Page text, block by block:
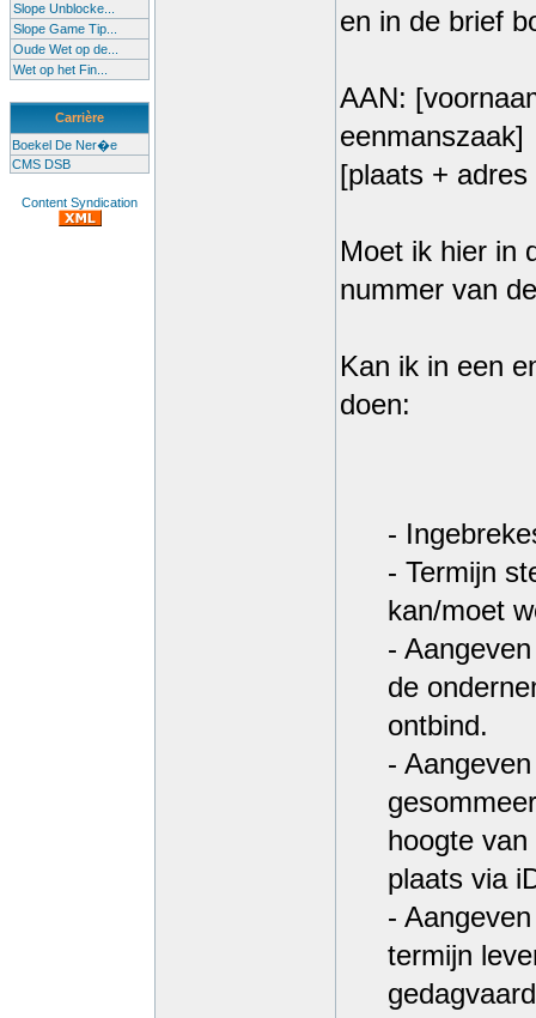
Slope Unblocke...
Slope Game Tip...
Oude Wet op de...
Wet op het Fin...
Carrière
Boekel De Ner�e
CMS DSB
Content Syndication
en in de brief
AAN:
eenmanszaak]
[plaats +
Moet ik hier in
nummer van
Kan ik in een
doen:
-
- Termijn
kan/moet
-
de
ontbind.
-
hoogte
plaats via
-
termijn